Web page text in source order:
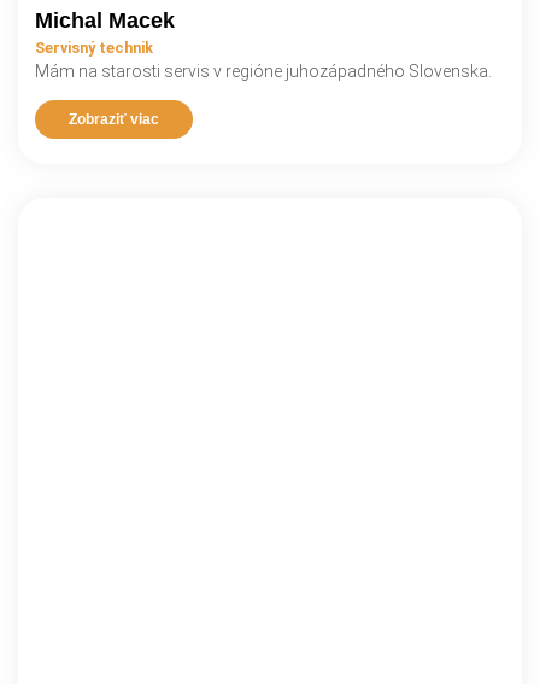
Michal Macek
Servisný technik
Mám na starosti servis v regióne juhozápadného Slovenska.
Zobraziť viac